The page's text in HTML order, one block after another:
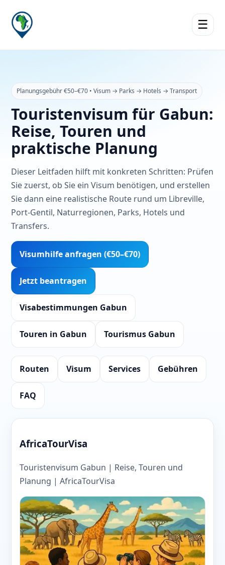
☰
Planungsgebühr €50–€70 • Visum → Parks → Hotels → Transport
Touristenvisum für Gabun:
Reise, Touren und
praktische Planung
Dieser Leitfaden hilft mit konkreten Schritten: Prüfen
Sie zuerst, ob Sie ein Visum benötigen, und erstellen
Sie dann eine realistische Route rund um Libreville,
Port-Gentil, Naturregionen, Parks, Hotels und
Transfers.
Visumhilfe anfragen (€50–€70)
Jetzt beantragen
Visabestimmungen Gabun
Touren in Gabun Tourismus Gabun
Routen Visum Services Gebühren
FAQ
AfricaTourVisa
Touristenvisum Gabun | Reise, Touren und
Planung | AfricaTourVisa